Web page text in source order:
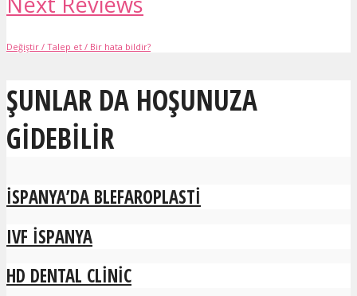
Değiştir / Talep et / Bir hata bildir?
ŞUNLAR DA HOŞUNUZA
GIDEBILIR
İSPANYA’DA BLEFAROPLASTI
IVF İSPANYA
HD DENTAL CLINIC